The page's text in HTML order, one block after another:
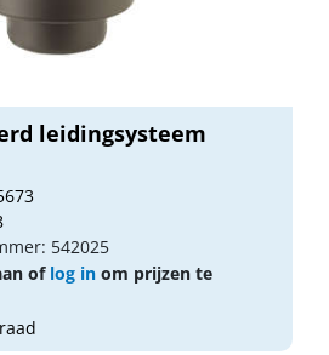
leidingsysteem
542025
of log in om prijzen te